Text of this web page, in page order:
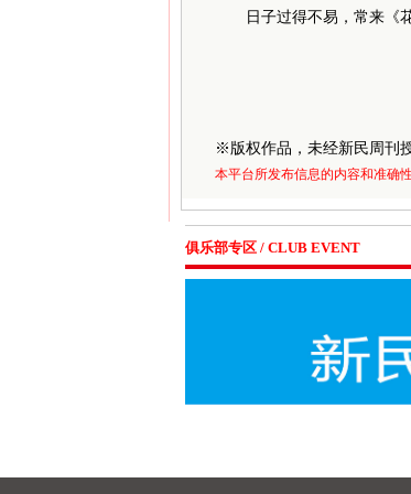
日子过得不易，常来《花
※ 版权作品，未经新民周刊
本平台所发布信息的内容和准确
俱乐部专区 / CLUB EVENT